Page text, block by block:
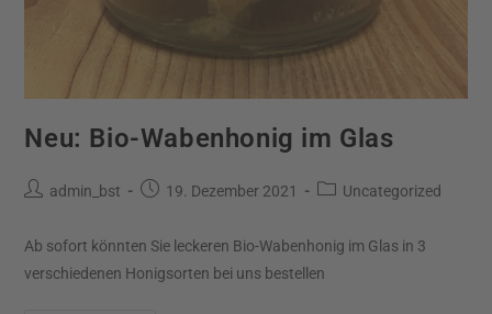
Neu: Bio-Wabenhonig im Glas
admin_bst 19. Dezember 2021 Uncategorized
Ab sofort könnten Sie leckeren Bio-Wabenhonig im Glas in 3
verschiedenen Honigsorten bei uns bestellen